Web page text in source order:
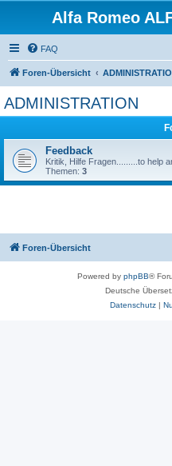
Alfa Romeo
FAQ
Foren-Übersicht
ADMINISTRATION
Feedback
Kritik, Hilfe Fragen.........to help
Themen: 3
Foren-Übersicht
Powered by phpBB®
Deutsche
Datenschutz|